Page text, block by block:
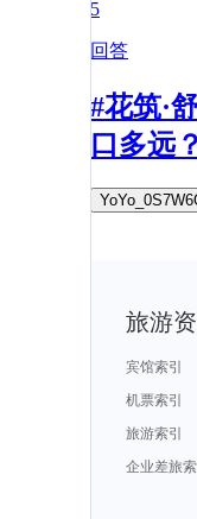
5
回答
#花筑·
口多远？
旅游
宾馆索引
机票索引
旅游索引
企业差旅